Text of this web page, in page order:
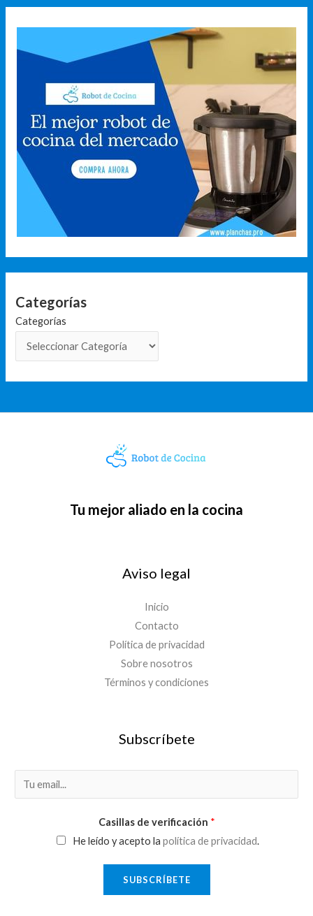
Categorías
Categorías
Tu mejor aliado en la cocina
Aviso legal
Inicio
Contacto
Política de privacidad
Sobre nosotros
Términos y condiciones
Subscríbete
m
Casillas de verificación *
He leído y acepto la política de privacidad.
SUBSCRÍBETE